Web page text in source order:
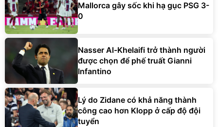
Mallorca gây sốc khi hạ gục PSG 3-
0
Nasser Al-Khelaifi trở thành người
được chọn để phế truất Gianni
Infantino
Lý do Zidane có khả năng thành
công cao hơn Klopp ở cấp độ đội
tuyển